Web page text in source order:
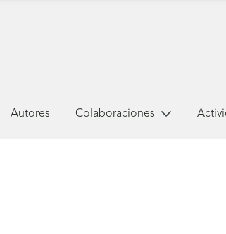
Autores Colaboraciones